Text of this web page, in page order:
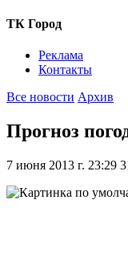
ТК Город
Реклама
Контакты
Все новости Архив
Прогноз
7 июня 2013 г. 23:29